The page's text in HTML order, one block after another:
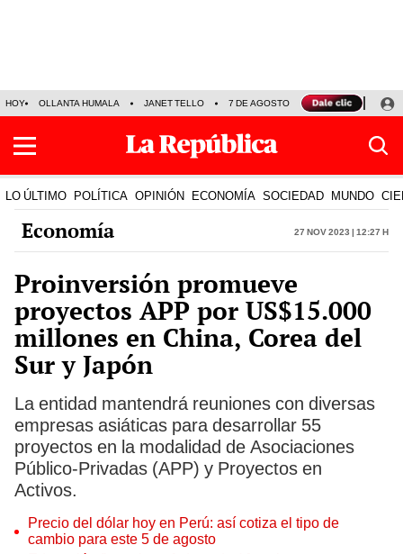
HOY OLLANTA HUMALA JANET TELLO 7 DE AGOSTO TINKA RESULTADOS
LO ÚLTIMO POLÍTICA OPINIÓN ECONOMÍA SOCIEDAD MUNDO
Economía 27 Nov 2023 | 12:27 h
Proinversión promueve
proyectos APP por US$15.000
millones en China, Corea del
Sur y Japón
La entidad mantendrá reuniones con diversas
empresas asiáticas para desarrollar 55
proyectos en la modalidad de Asociaciones
Público-Privadas (APP) y Proyectos en
Activos.
Precio del dólar hoy en Perú: así cotiza el tipo de
cambio para este 5 de agosto